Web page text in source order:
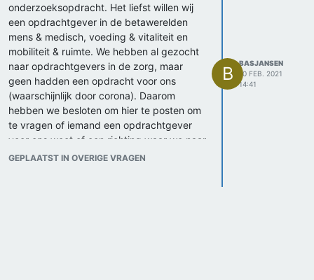
onderzoeksopdracht. Het liefst willen wij
een opdrachtgever in de betawerelden
mens & medisch, voeding & vitaliteit en
mobiliteit & ruimte. We hebben al gezocht
naar opdrachtgevers in de zorg, maar
geen hadden een opdracht voor ons
(waarschijnlijk door corona). Daarom
hebben we besloten om hier te posten om
te vragen of iemand een opdrachtgever
voor ons weet of een richting waar we naar
kunnen zoeken.
GEPLAATST IN OVERIGE VRAGEN
B
BASJANSEN
10 FEB. 2021
14:41